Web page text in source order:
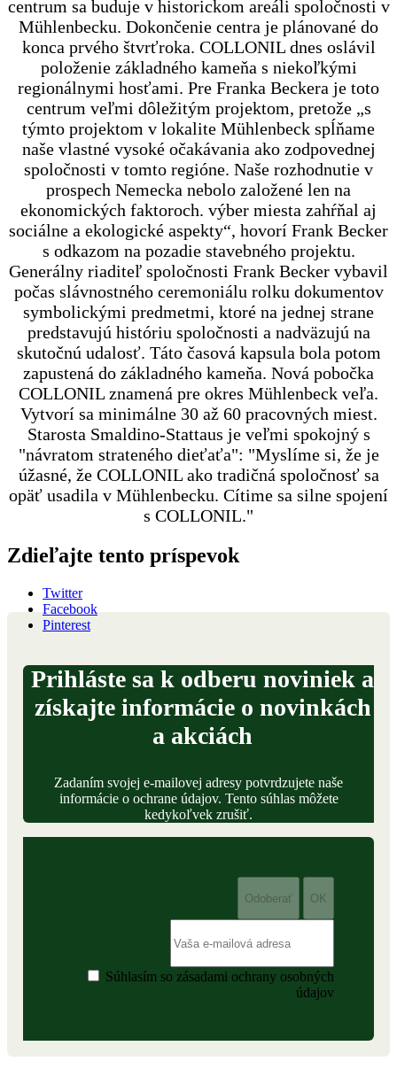
centrum sa buduje v historickom areáli spoločnosti v
Mühlenbecku. Dokončenie centra je plánované do
konca prvého štvrťroka. COLLONIL dnes oslávil
položenie základného kameňa s niekoľkými
regionálnymi hosťami. Pre Franka Beckera je toto
centrum veľmi dôležitým projektom, pretože „s
týmto projektom v lokalite Mühlenbeck spĺňame
naše vlastné vysoké očakávania ako zodpovednej
spoločnosti v tomto regióne. Naše rozhodnutie v
prospech Nemecka nebolo založené len na
ekonomických faktoroch. výber miesta zahŕňal aj
sociálne a ekologické aspekty“, hovorí Frank Becker
s odkazom na pozadie stavebného projektu.
Generálny riaditeľ spoločnosti Frank Becker vybavil
počas slávnostného ceremoniálu rolku dokumentov
symbolickými predmetmi, ktoré na jednej strane
predstavujú históriu spoločnosti a nadväzujú na
skutočnú udalosť. Táto časová kapsula bola potom
zapustená do základného kameňa. Nová pobočka
COLLONIL znamená pre okres Mühlenbeck veľa.
Vytvorí sa minimálne 30 až 60 pracovných miest.
Starosta Smaldino-Stattaus je veľmi spokojný s
"návratom strateného dieťaťa": "Myslíme si, že je
úžasné, že COLLONIL ako tradičná spoločnosť sa
opäť usadila v Mühlenbecku. Cítime sa silne spojení
s COLLONIL."
Zdieľajte tento príspevok
Twitter
Facebook
Pinterest
Prihláste sa k odberu noviniek a
získajte informácie o novinkách
a akciách
Zadaním svojej e-mailovej adresy potvrdzujete naše
informácie o ochrane údajov. Tento súhlas môžete
kedykoľvek zrušiť.
Súhlasím so zásadami ochrany osobných
údajov